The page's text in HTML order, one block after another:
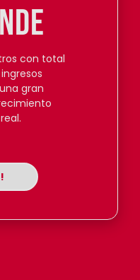
con total
gran